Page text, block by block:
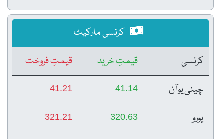
کرنسی مارکیٹ
کرنسی
قیمتِ خرید
قیمتِ فروخت
چینی یوآن
41.14
41.21
یورو 320.63
321.21